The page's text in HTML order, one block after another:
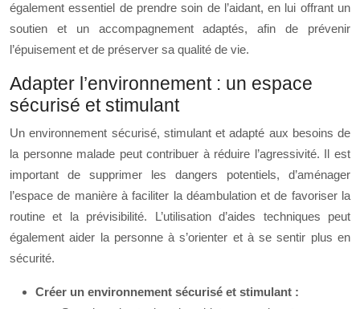
également essentiel de prendre soin de l’aidant, en lui offrant un
soutien et un accompagnement adaptés, afin de prévenir
l’épuisement et de préserver sa qualité de vie.
Adapter l’environnement : un espace
sécurisé et stimulant
Un environnement sécurisé, stimulant et adapté aux besoins de
la personne malade peut contribuer à réduire l’agressivité. Il est
important de supprimer les dangers potentiels, d’aménager
l’espace de manière à faciliter la déambulation et de favoriser la
routine et la prévisibilité. L’utilisation d’aides techniques peut
également aider la personne à s’orienter et à se sentir plus en
sécurité.
Créer un environnement sécurisé et stimulant :